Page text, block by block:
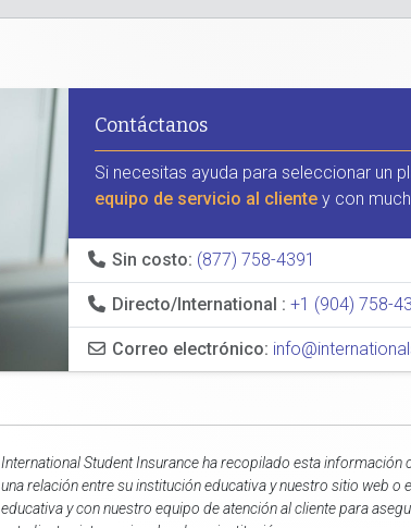
Contáctanos
Si necesitas ayuda para seleccionar un
equipo de servicio al cliente y con
Sin costo: (877) 758-4391
Directo/International : +1 (904) 758-
Correo electrónico:
International Student Insurance ha recopilado esta
una relación entre su institución educativa y nuestro sitio web
educativa y con nuestro equipo de atención al cliente para